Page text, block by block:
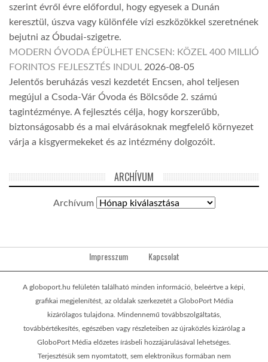
szerint évről évre előfordul, hogy egyesek a Dunán
keresztül, úszva vagy különféle vízi eszközökkel szeretnének
bejutni az Óbudai-szigetre.
MODERN ÓVODA ÉPÜLHET ENCSEN: KÖZEL 400 MILLIÓ
FORINTOS FEJLESZTÉS INDUL 2026-08-05
Jelentős beruházás veszi kezdetét Encsen, ahol teljesen
megújul a Csoda-Vár Óvoda és Bölcsőde 2. számú
tagintézménye. A fejlesztés célja, hogy korszerűbb,
biztonságosabb és a mai elvárásoknak megfelelő környezet
várja a kisgyermekeket és az intézmény dolgozóit.
ARCHÍVUM
Archívum
Impresszum Kapcsolat
A globoport.hu felületén található minden információ, beleértve a képi,
grafikai megjelenítést, az oldalak szerkezetét a GloboPort Média
kizárólagos tulajdona. Mindennemű továbbszolgáltatás,
továbbértékesítés, egészében vagy részleteiben az újraközlés kizárólag a
GloboPort Média előzetes írásbeli hozzájárulásával lehetséges.
Terjesztésük sem nyomtatott, sem elektronikus formában nem